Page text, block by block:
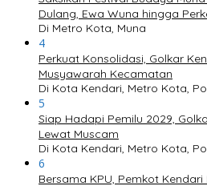
Dulang, Ewa Wuna hingga
Di Metro Kota, Muna
4
Perkuat Konsolidasi, Golkar
Musyawarah Kecamatan
Di Kota Kendari, Metro Kota,
5
Siap Hadapi Pemilu 2029,
Lewat Muscam
Di Kota Kendari, Metro Kota,
6
Bersama KPU, Pemkot